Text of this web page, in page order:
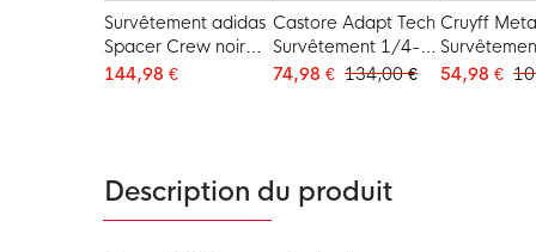
Survêtement adidas
Spacer Crew noir
gris foncé
144,98 €
Castore Adapt Tech
Survêtement 1/4-
Zip Noir Gris Foncé
74,98 € 134,00 €
Cruyff
Zip Gris
54,98 €
Description du produit